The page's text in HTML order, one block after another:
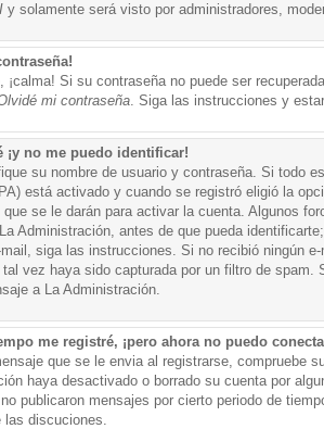
y solamente será visto por administradores,
¡calma! Si su contraseña no puede ser
mi contraseña. Siga las instrucciones y
¡y no me puedo identificar!
su nombre de usuario y contraseña. Si todo
está activado y cuando se registró eligió la
se le darán para activar la cuenta. Algunos
Administración, antes de que pueda
mail, siga las instrucciones. Si no recibió ningún
vez haya sido capturada por un filtro de
a La Administración.
me registré, ¡pero ahora no puedo
que se le envia al registrarse, compruebe
haya desactivado o borrado su cuenta por
publicaron mensajes por cierto periodo de
las discuciones.